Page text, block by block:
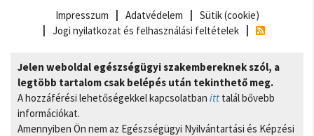
Impresszum
Adatvédelem
Sütik (cookie)
Jogi nyilatkozat és felhasználási feltételek
Jelen weboldal egészségügyi szakembereknek szól, a
legtöbb tartalom csak belépés után tekinthető meg.
A hozzáférési lehetőségekkel kapcsolatban itt talál bővebb
információkat.
Amennyiben Ön nem az Egészségügyi Nyilvántartási és Képzési